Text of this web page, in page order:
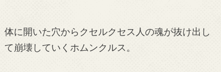
体に開いた穴からクセルクセス人の魂が抜け出し
て崩壊していくホムンクルス。